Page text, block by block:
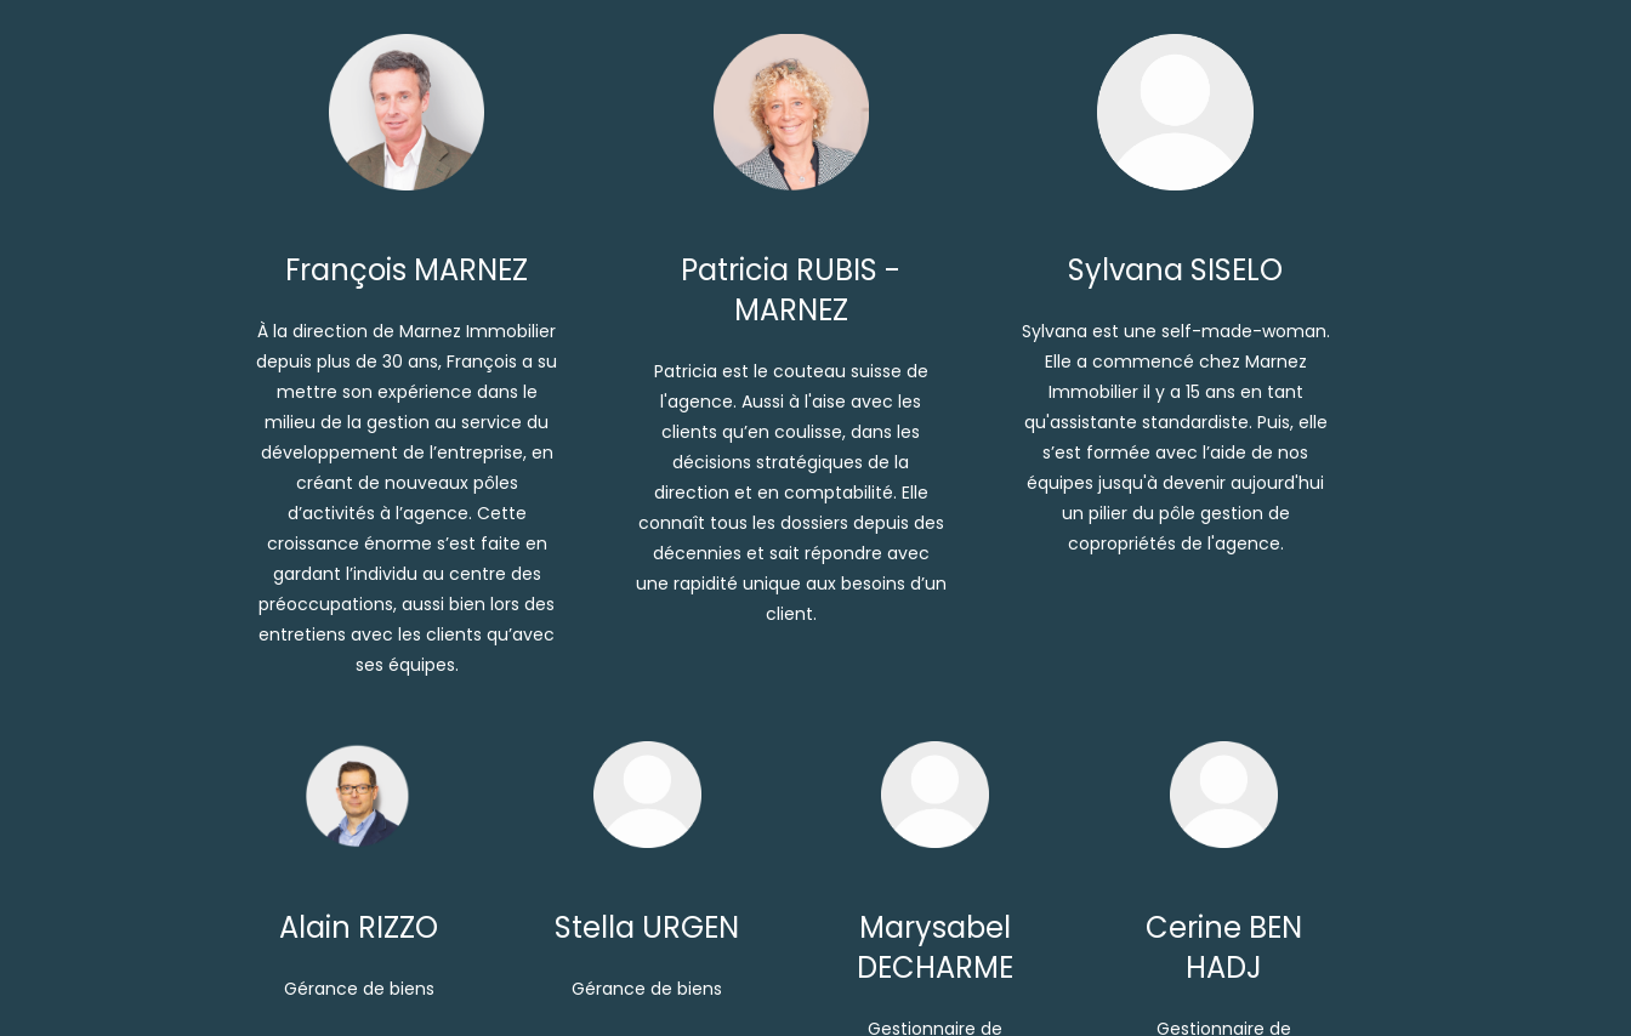
François MARNEZ
À la direction de Marnez Immobilier
depuis plus de 30 ans, François a su
mettre son expérience dans le
milieu de la gestion au service du
développement de l’entreprise, en
créant de nouveaux pôles
d’activités à l’agence. Cette
croissance énorme s’est faite en
gardant l’individu au centre des
préoccupations, aussi bien lors des
entretiens avec les clients qu’avec
ses équipes.
Patricia RUBIS -
MARNEZ
Patricia est le couteau suisse de
l'agence. Aussi à l'aise avec les
clients qu’en coulisse, dans les
décisions stratégiques de la
direction et en comptabilité. Elle
connaît tous les dossiers depuis des
décennies et sait répondre avec
une rapidité unique aux besoins d’un
client.
Sylvana SISELO
Sylvana est une self-made-woman.
Elle a commencé chez Marnez
Immobilier il y a 15 ans en tant
qu'assistante standardiste. Puis, elle
s’est formée avec l’aide de nos
équipes jusqu'à devenir aujourd'hui
un pilier du pôle gestion de
copropriétés de l'agence.
Alain RIZZO
Gérance de biens
Stella URGEN
Gérance de biens
Marysabel
DECHARME
Gestionnaire de
Cerine BEN
HADJ
Gestionnaire de